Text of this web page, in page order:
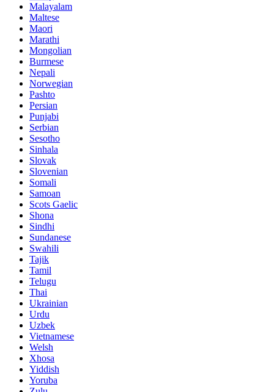
Malayalam
Maltese
Maori
Marathi
Mongolian
Burmese
Nepali
Norwegian
Pashto
Persian
Punjabi
Serbian
Sesotho
Sinhala
Slovak
Slovenian
Somali
Samoan
Scots Gaelic
Shona
Sindhi
Sundanese
Swahili
Tajik
Tamil
Telugu
Thai
Ukrainian
Urdu
Uzbek
Vietnamese
Welsh
Xhosa
Yiddish
Yoruba